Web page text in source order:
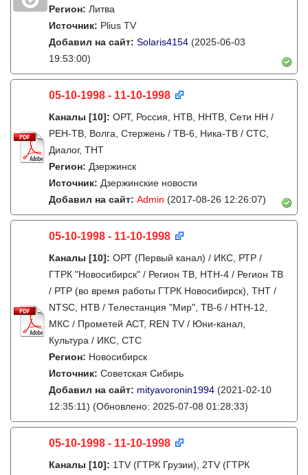
Регион: Литва
Источник: Plius TV
Добавил на сайт: Solaris4154 (2025-06-03
19:53:00)
05-10-1998 - 11-10-1998
Каналы [10]: ОРТ, Россия, НТВ, ННТВ, Сети НН /
РЕН-ТВ, Волга, Стержень / ТВ-6, Ника-ТВ / СТС,
Диалог, ТНТ
Регион: Дзержинск
Источник: Дзержинские новости
Добавил на сайт: Admin (2017-08-26 12:26:07)
05-10-1998 - 11-10-1998
Каналы [10]: ОРТ (Первый канал) / ИКС, РТР /
ГТРК "Новосибирск" / Регион ТВ, НТН-4 / Регион ТВ
/ РТР (во время работы ГТРК Новосибирск), ТНТ /
NTSC, НТВ / Телестанция "Мир", ТВ-6 / НТН-12,
МКС / Прометей АСТ, REN TV / Юни-канал,
Культура / ИКС, СТС
Регион: Новосибирск
Источник: Советская Сибирь
Добавил на сайт: mityavoronin1994 (2021-02-10
12:35:11) (Обновлено: 2025-07-08 01:28:33)
05-10-1998 - 11-10-1998
Каналы [10]: 1TV (ГТРК Грузии), 2TV (ГТРК